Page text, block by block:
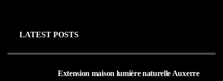
LATEST POSTS
Extension maison lumière naturelle Auxerre